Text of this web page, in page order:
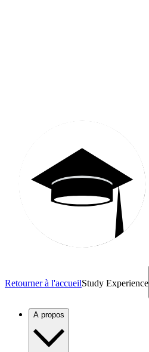
Retourner à l'accueilStudy Experience
A propos